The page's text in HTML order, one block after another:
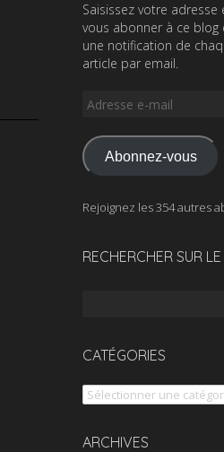
Saisissez votre
vous abonner à ce blog
une notification de
article par email.
Adresse
mail
Abonnez-vous
Rejoignez les 354 autres
RECHERCHER SUR
CATÉGORIES
Catégories
ARCHIVES
Archives